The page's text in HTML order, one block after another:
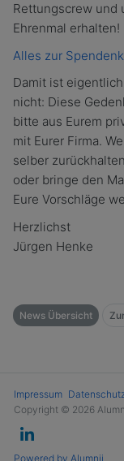
Rettungscrew und
Ehrenmal erhalten!
Alles zur
Damit ist
nicht: Diese
bitte aus Eurem
mit Eurer Firma.
selber
oder bringe den
Eure Vorschläge
Herzlichst
Jürgen Henke
News Übersicht
Impressum
Copyright © 2026
Powered by Alumnii